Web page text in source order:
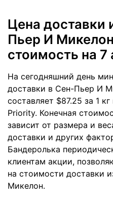
Цена
Пьер И
стоимость на 7
На сегодняшний день
доставки в Сен-Пьер И
составляет $87.25 за 1
Priority. Конечная
зависит от размера и
доставки и других
Бандеролька
клиентам акции,
на стоимости доставки
Микелон.